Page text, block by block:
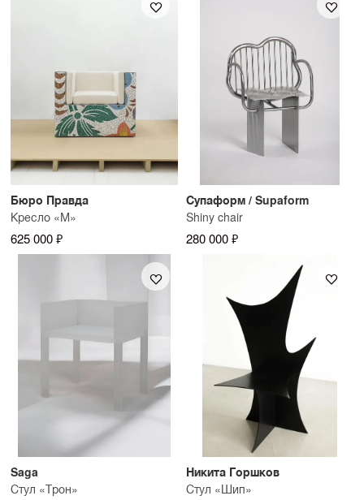
По убыванию цены
Сначала показать новинки
Бюро Правда
Кресло «М»
625 000 ₽
Супаформ / Supaform
Shiny chair
280 000 ₽
Saga
Стул «Трон»
Никита Горшков
Стул «Шип»